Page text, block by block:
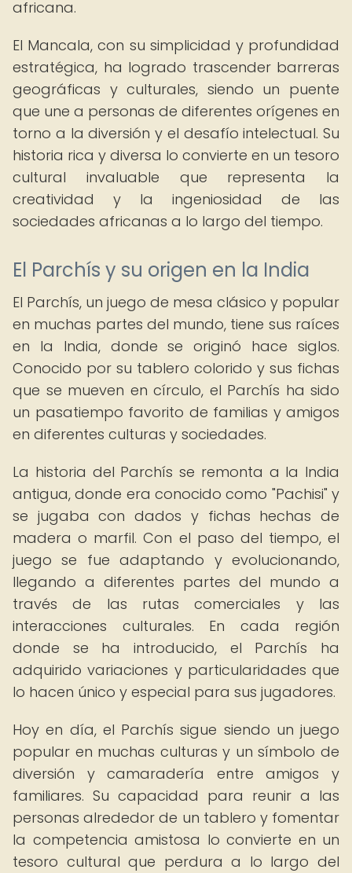
africana.
El Mancala, con su simplicidad y profundidad
estratégica, ha logrado trascender barreras
geográficas y culturales, siendo un puente
que une a personas de diferentes orígenes en
torno a la diversión y el desafío intelectual. Su
historia rica y diversa lo convierte en un tesoro
cultural invaluable que representa la
creatividad y la ingeniosidad de las
sociedades africanas a lo largo del tiempo.
El Parchís y su origen en la India
El Parchís, un juego de mesa clásico y popular
en muchas partes del mundo, tiene sus raíces
en la India, donde se originó hace siglos.
Conocido por su tablero colorido y sus fichas
que se mueven en círculo, el Parchís ha sido
un pasatiempo favorito de familias y amigos
en diferentes culturas y sociedades.
La historia del Parchís se remonta a la India
antigua, donde era conocido como "Pachisi" y
se jugaba con dados y fichas hechas de
madera o marfil. Con el paso del tiempo, el
juego se fue adaptando y evolucionando,
llegando a diferentes partes del mundo a
través de las rutas comerciales y las
interacciones culturales. En cada región
donde se ha introducido, el Parchís ha
adquirido variaciones y particularidades que
lo hacen único y especial para sus jugadores.
Hoy en día, el Parchís sigue siendo un juego
popular en muchas culturas y un símbolo de
diversión y camaradería entre amigos y
familiares. Su capacidad para reunir a las
personas alrededor de un tablero y fomentar
la competencia amistosa lo convierte en un
tesoro cultural que perdura a lo largo del